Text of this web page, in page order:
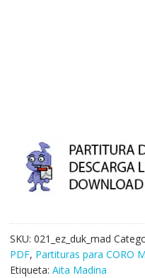
SKU: 021_ez_duk_mad
PDF, Partituras para CORO
Etiqueta: Aita Madina